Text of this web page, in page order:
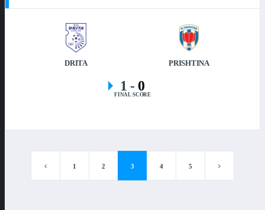
DRITA PRISHTINA
1- 0
FINAL SCORE
1 2 3 4 5